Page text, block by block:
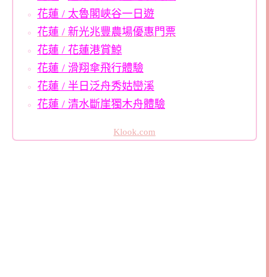
花蓮 / 太魯閣峽谷一日遊
花蓮 / 新光兆豐農場優惠門票
花蓮 / 花蓮港賞鯨
花蓮 / 滑翔傘飛行體驗
花蓮 / 半日泛舟秀姑巒溪
花蓮 / 清水斷崖獨木舟體驗
Klook.com